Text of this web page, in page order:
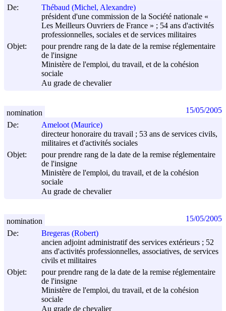
De:
Thébaud (Michel, Alexandre)
président d'une commission de la Société nationale «
Les Meilleurs Ouvriers de France » ; 54 ans d'activités
professionnelles, sociales et de services militaires
Objet:
pour prendre rang de la date de la remise réglementaire
de l'insigne
Ministère de l'emploi, du travail, et de la cohésion
sociale
Au grade de chevalier
De:
Ameloot (Maurice)
directeur honoraire du travail ; 53 ans de services civils,
militaires et d'activités sociales
Objet:
pour prendre rang de la date de la remise réglementaire
de l'insigne
Ministère de l'emploi, du travail, et de la cohésion
sociale
Au grade de chevalier
nomination 15/05/2005
De:
Bregeras (Robert)
ancien adjoint administratif des services extérieurs ; 52
ans d'activités professionnelles, associatives, de services
civils et militaires
Objet:
pour prendre rang de la date de la remise réglementaire
de l'insigne
Ministère de l'emploi, du travail, et de la cohésion
sociale
Au grade de chevalier
nomination 15/05/2005